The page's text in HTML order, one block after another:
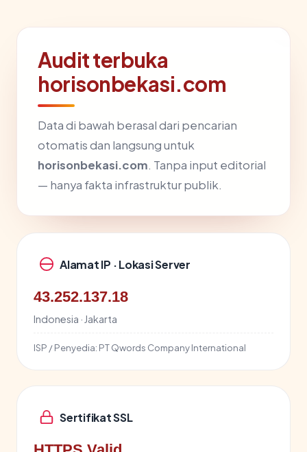
Audit terbuka
horisonbekasi.com
Data di bawah berasal dari pencarian
otomatis dan langsung untuk
horisonbekasi.com. Tanpa input editorial
— hanya fakta infrastruktur publik.
Alamat IP · Lokasi Server
43.252.137.18
Indonesia · Jakarta
ISP / Penyedia: PT Qwords Company International
Sertifikat SSL